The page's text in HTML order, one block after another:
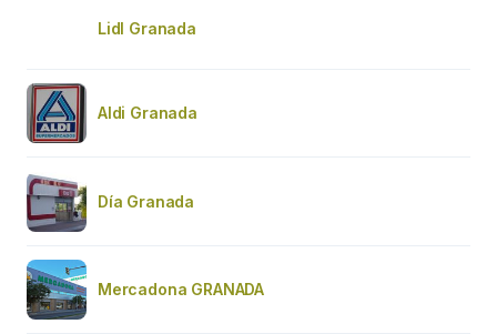
Lidl Granada
Aldi Granada
Día Granada
Mercadona GRANADA